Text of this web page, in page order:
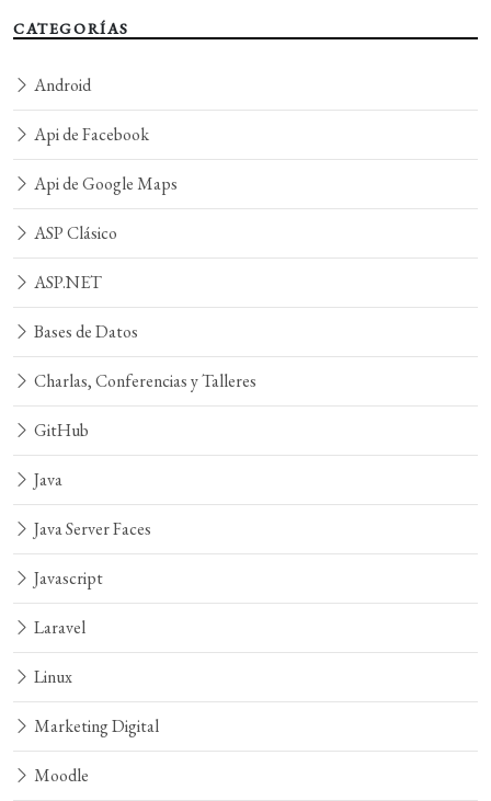
CATEGORÍAS
Android
Api de Facebook
Api de Google Maps
ASP Clásico
ASP.NET
Bases de Datos
Charlas, Conferencias y Talleres
GitHub
Java
Java Server Faces
Javascript
Laravel
Linux
Marketing Digital
Moodle